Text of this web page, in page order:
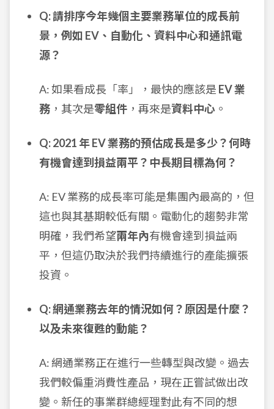
Q: 請排序今年幾個主要業務單位的成長前
景，例如 EV、自動化、資料中心和通訊電
源？
A: 如果看成長「率」，最快的應該是 EV 業
務 ，其次是零組件 ，再來是資料中心 。
Q: 2021 年 EV 業務的預估成長是多少？何時
有機會達到損益兩平？中長期目標為何？
A: EV 業務的成長率可能是集團內最高的，但
這也與其基期較低有關。電動化的趨勢非常
明確，我們希望兩年內有機會達到損益兩
平，但這仍取決於我們持續進行的產能擴張
投資。
Q: 網通業務去年的情況如何？原因是什麼？
以及未來復甦的動能？
A: 網通業務正在進行一些轉型與改變。過去
我們較偏重消費性產品，現在正嘗試做出改
變。新任的事業群總經理對此有不同的想